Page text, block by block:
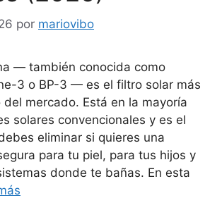
por mariovibo
— también conocida como
3 o BP-3 — es el filtro solar más
mercado. Está en la mayoría
solares convencionales y es el
eliminar si quieres una
para tu piel, para tus hijos y
donde te bañas. En esta